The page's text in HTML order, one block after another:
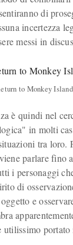
di
incertezza
messi in
to Monkey Island
è quindi nel
in molti
tra loro.
parlare fino
i personaggi
di
e
utilissimo